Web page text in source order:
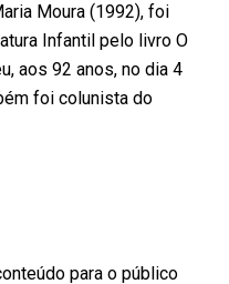
Moura (1992), foi
Infantil pelo livro O
aos 92 anos, no dia 4
foi colunista do
para o público